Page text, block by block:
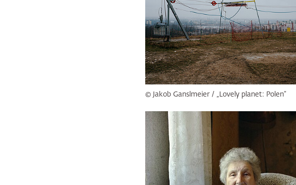
© Jakob Ganslmeier / „Lovely planet: Polen“